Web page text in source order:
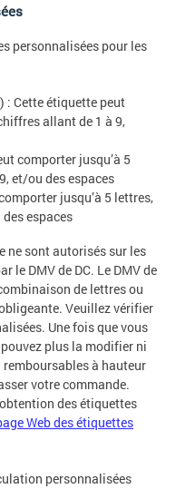
personnalisées pour les
: Cette étiquette peut
allant de 1 à 9,
comporter jusqu’à 5
et/ou des espaces
jusqu’à 5 lettres,
espaces
ne sont autorisés sur les
le DMV de DC. Le DMV de
de lettres ou
Veuillez vérifier
Une fois que vous
plus la modifier ni
remboursables à hauteur
votre commande.
des étiquettes
Web des étiquettes
personnalisées